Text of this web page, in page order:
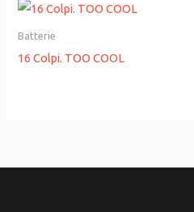
Batterie
16 Colpi. TOO COOL